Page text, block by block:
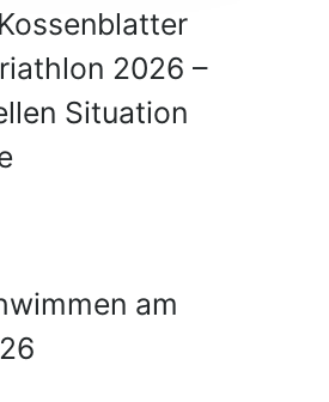
2026 –
Situation
am